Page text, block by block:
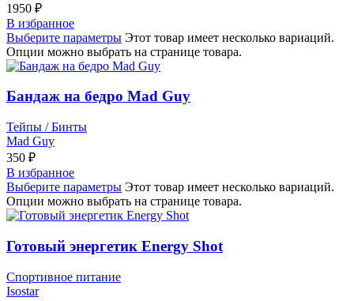
1950 ₽
В избранное
Выберите параметры Этот товар имеет несколько вариаций.
Опции можно выбрать на странице товара.
Бандаж на бедро Mad Guy
Тейпы / Бинты
Mad Guy
350 ₽
В избранное
Выберите параметры Этот товар имеет несколько вариаций.
Опции можно выбрать на странице товара.
Готовый энергетик Energy Shot
Спортивное питание
Isostar